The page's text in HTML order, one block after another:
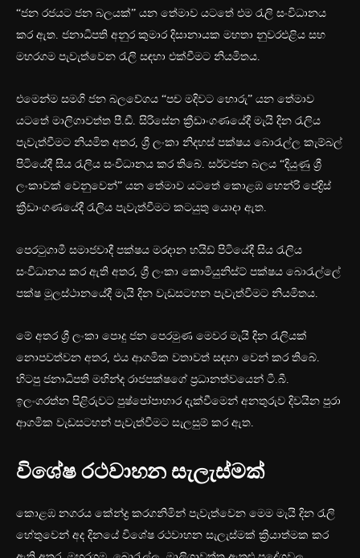
“ජන රජයට ජන බලයක්” යන තේමාව යටතේ එම රැලි සංවිධානය
කර ඇත. ජනාධිපති අනුර කුමාර දිසානායක මහතා නුවරඑළිය සහ
මහරගම පැවැත්වෙන රැලි සඳහා එක්වීමට නියමිතය.
එමෙන්ම සමගි ජන බලවේගය “පච මදිවට හොරු” යන තේමාව
යටතේ මාලිගාවත්ත පී.ඩී. සිරිසේන ක්‍රීඩාංගණයේදී මැයි දින රැලිය
පැවැත්වීමට නියමිත අතර, ශ්‍රී ලංකා නිදහස් පක්ෂය බොරැල්ල කැම්බල්
පිටියේදී සිය රැලිය සංවිධානය කර තිබේ. සර්වජන බලය “දියුණු ශ්‍රී
ලංකාවක් වෙනුවෙන්” යන තේමාව යටතේ කොළඹ හෙන්රි පේද්‍රිස්
ක්‍රීඩාංගණයේදී රැලිය පැවැත්වීමට කටයුතු යොදා ඇත.
පෙරටුගාමී සමාජවාදී පක්ෂය මරදාන හයිඩ් පිටියේදී සිය රැලිය
සංවිධානය කර ඇති අතර, ශ්‍රී ලංකා කොමියුනිස්ට් පක්ෂය බොරැල්ලේ
පක්ෂ මූලස්ථානයේදී මැයි දින වැඩසටහන පැවැත්වීමට නියමිතය.
මේ අතර ශ්‍රී ලංකා පොදු ජන පෙරමුණ මෙවර මැයි දින රැලියක්
නොපවත්වන අතර, එය ආගමික වතාවත් සඳහා වෙන් කර තිබේ.
හිටපු ජනාධිපති මහින්ද රාජපක්ෂගේ ප්‍රධානත්වයෙන් ටී.බී.
ඉලංගරත්න පිළිරුවට පුෂ්පෝපාහාර දැක්වීමෙන් අනතුරුව දිවයින පුරා
ආගමික වැඩසටහන් පැවැත්වීමට සැලසුම් කර ඇත.
විශේෂ රථවාහන සැලැස්මක්
කොළඹ නගරය කේන්ද්‍ර කරගනිමින් පැවැත්වෙන මෙම මැයි දින රැලි
හේතුවෙන් අද දිනයේ විශේෂ රථවාහන සැලැස්මක් ක්‍රියාත්මක කර